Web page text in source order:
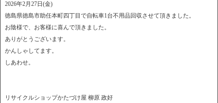
2026年2月27日(金)
徳島県徳島市助任本町四丁目で自転車1台不用品回収させて頂きました。
お陰様で、お客様に喜んで頂きました。
ありがとうございます。
かんしゃしてます。
しあわせ。
リサイクルショップかたづけ屋 柳原 政好